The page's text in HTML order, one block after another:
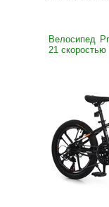
Велосипед
21 скоростью